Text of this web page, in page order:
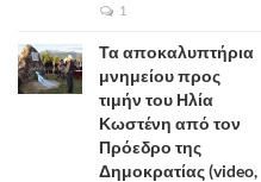
1
Τα αποκαλυπτήρια
μνημείου προς
τιμήν του Ηλία
Κωστένη από τον
Πρόεδρο της
Δημοκρατίας (video,